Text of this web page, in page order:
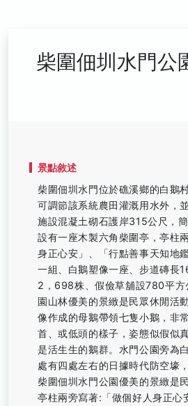
柴圍佃圳水門公
景點敘述
柴圍佃圳水門位於礁溪鄉的白鵝
可調節該系統農田灌溉用水外，
施設混凝土砌石護岸315公尺，
設有一座木製六角柴圍亭，亭柱
身正心安」、「行點善事天知地
一組、白鵝塑像一座、步道磚長
2，698株、假儉草舖設780平方
園山林優美的景緻是民眾休閒活
像作成的母鵝帶領七隻小鵝，非
首、或低頭的樣子，姿態似假似
是活生生的鵝群。水門公園旁為
處有四處左右的日據時代防空壕
柴圍佃圳水門公園優美的景緻是
亭柱兩旁寫著:「做個好人身正心